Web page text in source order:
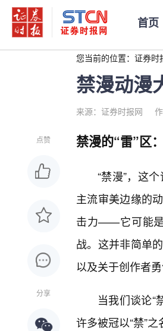
首页
您当前的位置： 证券时
禁漫动漫
来源：证券时报网
点赞
分享
禁漫的“雷”区
“禁漫”，这
主流审美边缘的
击力——它可能是
战。这并非简单
以及关于创作者
当我们谈论“
许多被冠以“禁”